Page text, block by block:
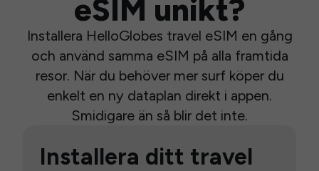
eSIM unikt?
Installera HelloGlobes travel eSIM en gång
och använd samma eSIM på alla framtida
resor. När du behöver mer surf köper du
enkelt en ny dataplan direkt i appen.
Smidigare än så blir det inte.
Installera ditt travel